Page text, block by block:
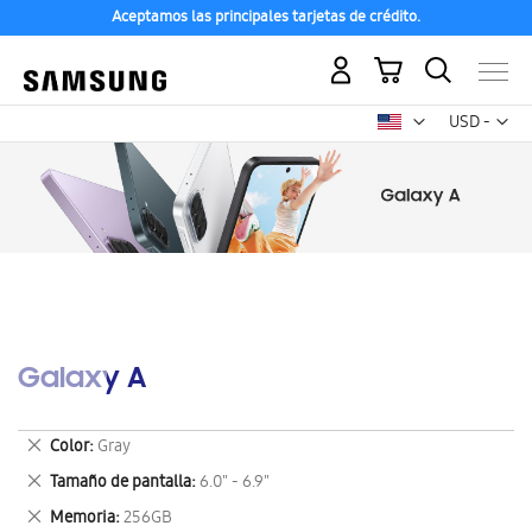
Aceptamos las principales tarjetas de crédito.
USD -
dólar
Mi carrito
Galaxy A
Color Gray
Eliminar
este
artículo
Tamaño de pantalla 6.0" - 6.9"
Eliminar
este
Memoria 256GB
Eliminar